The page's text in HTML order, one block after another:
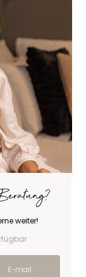
weiter!
E-mail